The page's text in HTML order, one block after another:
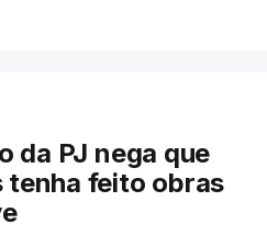
da PJ nega que
feito obras